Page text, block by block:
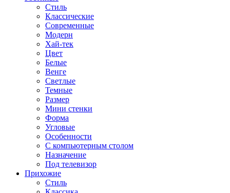
Стиль
Классические
Современные
Модерн
Хай-тек
Цвет
Белые
Венге
Светлые
Темные
Размер
Мини стенки
Форма
Угловые
Особенности
С компьютерным столом
Назначение
Под телевизор
Прихожие
Стиль